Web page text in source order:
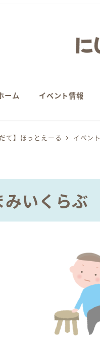
ーム イベント情報
て】ほっとえーる イベント
みいくらぶ